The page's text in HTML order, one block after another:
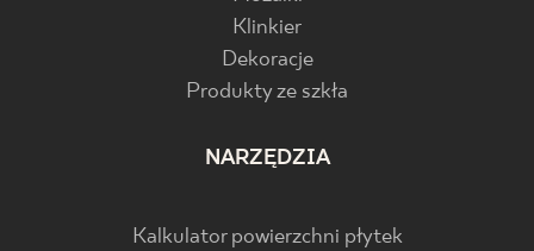
Klinkier
Dekoracje
Produkty ze szkła
NARZĘDZIA
Kalkulator powierzchni płytek